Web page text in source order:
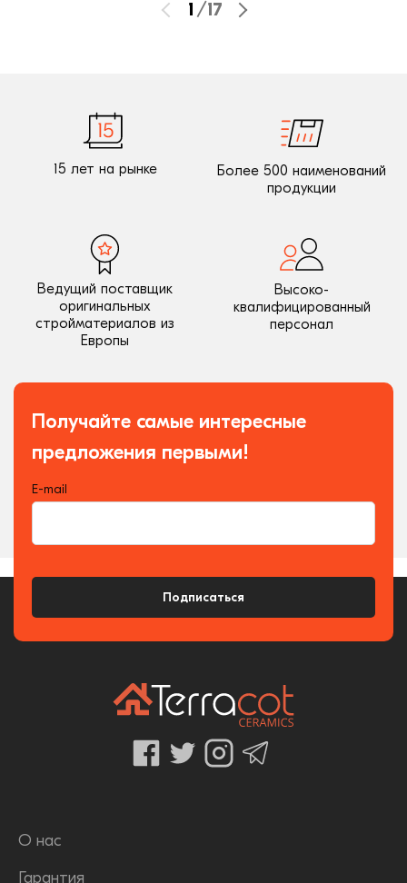
1 /17
15 лет на рынке
Более 500 наименований
продукции
Ведущий поставщик
оригинальных
стройматериалов из
Европы
Высоко-
квалифицированный
персонал
Получайте самые интересные
предложения первыми!
E-mail
Подписаться
О нас
Гарантия